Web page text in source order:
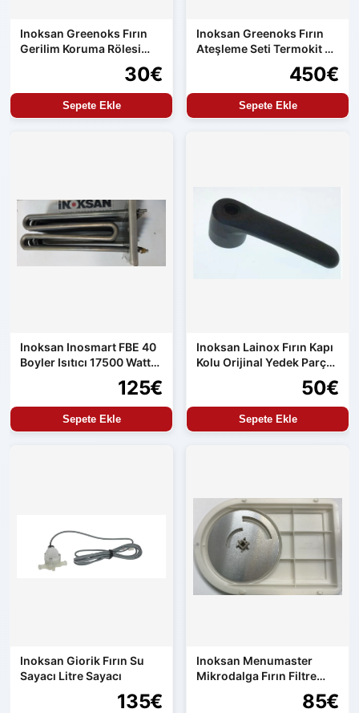
Inoksan Greenoks Fırın
Gerilim Koruma Rölesi
Orijinal Yedek Parça30€
Sepete Ekle
Inoksan Greenoks Fırın
Ateşleme Seti Termokit ve
450€
Sepete Ekle
Inoksan Inosmart FBE 40
Boyler Isıtıcı 17500 Watt
Orijinal Yedek Parça125€
Sepete Ekle
Inoksan Lainox Fırın Kapı
Kolu Orijinal Yedek Parça
50€
Sepete Ekle
Inoksan Giorik Fırın Su
Sayacı Litre Sayacı
135€
Inoksan Menumaster
Mikrodalga Fırın Filtre
85€